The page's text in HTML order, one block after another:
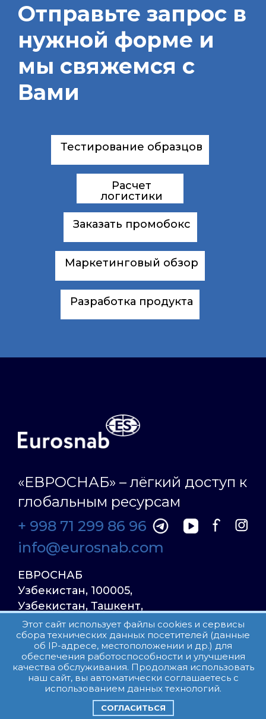
Отправьте запрос в
нужной форме и
мы свяжемся с
Вами
Тестирование образцов
Расчет
логистики
Заказать промобокс
Маркетинговый обзор
Разработка продукта
«ЕВРОСНАБ» – лёгкий доступ к
глобальным ресурсам
+ 998 71 299 86 96
info@eurosnab.com
ЕВРОСНАБ
Узбекистан, 100005,
Узбекистан, Ташкент,
Улица Фаргона Йули
23, дом 31
Все права защищены.
Пользовательское соглашение
Этот сайт использует файлы cookies и сервисы
сбора технических данных посетителей (данные
об IP-адресе, местоположении и др.) для
обеспечения работоспособности и улучшения
качества обслуживания. Продолжая использовать
наш сайт, вы автоматически соглашаетесь с
использованием данных технологий.
СОГЛАСИТЬСЯ